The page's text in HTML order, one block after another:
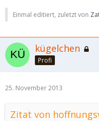
Einmal editiert, zuletzt von
kügelchen
Profi
25. November 2013
Zitat von